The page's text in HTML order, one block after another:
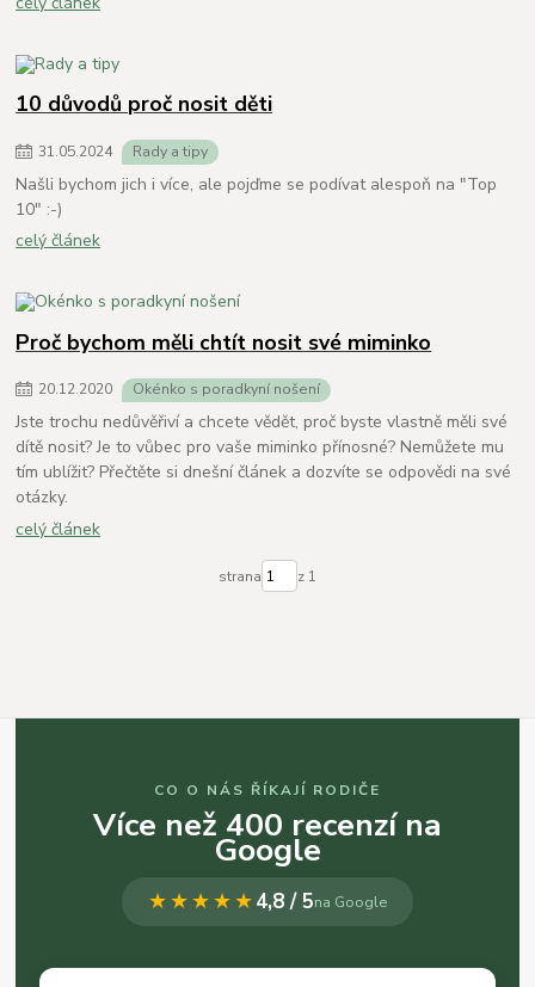
10 důvodů proč nosit děti
31.05.2024 Rady a tipy
Našli bychom jich i více, ale pojďme se podívat alespoň na "Top
10" :-)
celý článek
Proč bychom měli chtít nosit své miminko
20.12.2020 Okénko s poradkyní nošení
Jste trochu nedůvěřiví a chcete vědět, proč byste vlastně měli své
dítě nosit? Je to vůbec pro vaše miminko přínosné? Nemůžete mu
tím ublížit? Přečtěte si dnešní článek a dozvíte se odpovědi na své
otázky.
celý článek
strana z 1
CO O NÁS ŘÍKAJÍ RODIČE
Více než 400 recenzí na
Google
★★★★★4,8 / 5na Google